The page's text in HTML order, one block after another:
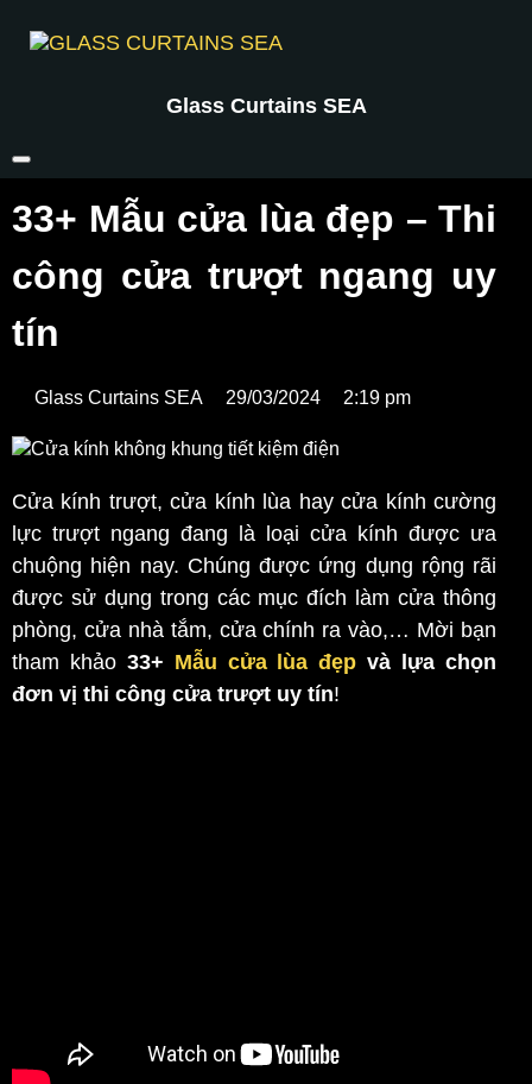
Glass Curtains SEA
33+ Mẫu cửa lùa đẹp – Thi
công cửa trượt ngang uy
tín
Glass Curtains SEA 29/03/2024 2:19 pm
Cửa kính trượt, cửa kính lùa hay cửa kính cường
lực trượt ngang đang là loại cửa kính được ưa
chuộng hiện nay. Chúng được ứng dụng rộng rãi
được sử dụng trong các mục đích làm cửa thông
phòng, cửa nhà tắm, cửa chính ra vào,… Mời bạn
tham khảo 33+ Mẫu cửa lùa đẹp và lựa chọn
đơn vị thi công cửa trượt uy tín!